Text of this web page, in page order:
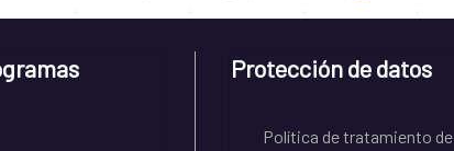
Protección de datos
Política de tratamiento de